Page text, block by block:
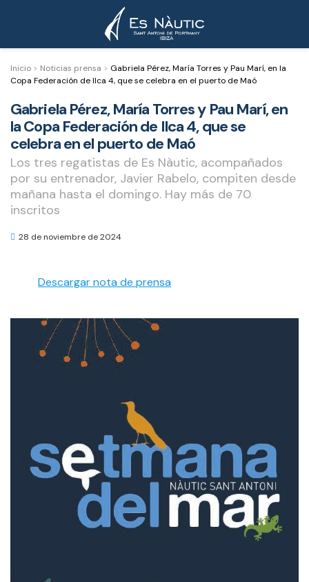
Inicio > Noticias prensa > Gabriela Pérez, María Torres y Pau Marí, en la
Copa Federación de Ilca 4, que se celebra en el puerto de Maó
Gabriela Pérez, María Torres y Pau Marí, en
la Copa Federación de Ilca 4, que se
celebra en el puerto de Maó
Los tres regatistas de Es Nàutic, acompañados
por su entrenador, Javier Rabelo, compiten desde
mañana hasta el domingo. Hay más de 70
inscritos
28 de noviembre de 2024
Descargar nota de prensa